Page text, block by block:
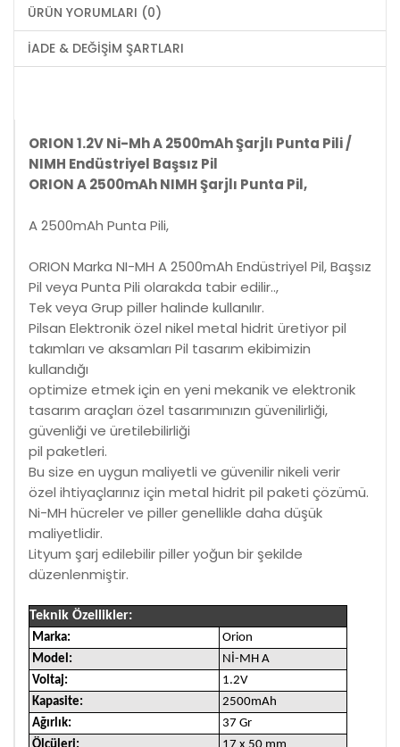
ÜRÜN YORUMLARI (0)
İADE & DEĞIŞIM ŞARTLARI
ORION 1.2V Ni-Mh A 2500mAh Şarjlı Punta Pili /
NIMH Endüstriyel Başsız Pil
ORION A 2500mAh NIMH Şarjlı Punta Pil,
A 2500mAh Punta Pili,
ORION Marka NI-MH A 2500mAh Endüstriyel Pil, Başsız
Pil veya Punta Pili olarakda tabir edilir..,
Tek veya Grup piller halinde kullanılır.
Pilsan Elektronik özel nikel metal hidrit üretiyor pil
takımları ve aksamları Pil tasarım ekibimizin
kullandığı
optimize etmek için en yeni mekanik ve elektronik
tasarım araçları özel tasarımınızın güvenilirliği,
güvenliği ve üretilebilirliği
pil paketleri.
Bu size en uygun maliyetli ve güvenilir nikeli verir
özel ihtiyaçlarınız için metal hidrit pil paketi çözümü.
Ni-MH hücreler ve piller genellikle daha düşük
maliyetlidir.
Lityum şarj edilebilir piller yoğun bir şekilde
düzenlenmiştir.
Teknik Özellikler:
Marka:
Orion
Model:
Nİ-MH A
Voltaj:
1.2V
Kapasite:
2500mAh
Ağırlık:
37 Gr